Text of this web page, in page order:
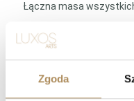
Zgoda
Łączna masa
Szczegółowe parametry
Pierwszy diament
Masa: ok. 1,50 ct